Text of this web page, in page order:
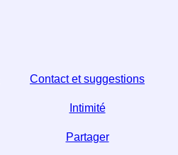
Contact et suggestions
Intimité
Partager